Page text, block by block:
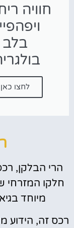
חוויה
בלב
לחצו כאן
הרי הבלקן,
חלקו המזרחי
מיוחד